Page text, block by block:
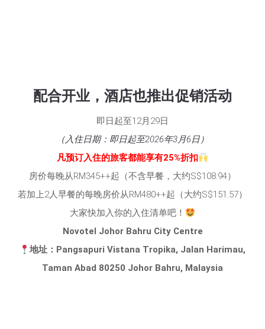
配合开业，酒店也推出促销活动
即日起至12月29日
（入住日期：即日起至2026年3月6日）
凡预订入住的旅客都能享有25%折扣
房价每晚从RM345++起（不含早餐，大约S$108.94）
若加上2人早餐的每晚房价从RM480++起（大约S$151.57）
大家快加入你的入住清单吧！
Novotel Johor Bahru City Centre
地址：Pangsapuri Vistana Tropika, Jalan Harimau,
Taman Abad 80250 Johor Bahru, Malaysia